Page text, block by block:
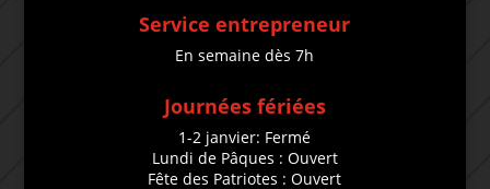
Service entrepreneur
En semaine dès 7h
Journées fériées
1-2 janvier: Fermé
Lundi de Pâques : Ouvert
Fête des Patriotes : Ouvert